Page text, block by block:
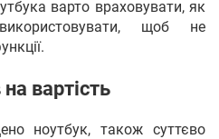
варто враховувати, як
щоб не
вартість
ноутбук, також суттєво